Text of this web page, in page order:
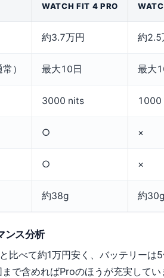
WATCH FIT 4 PRO
約3.7万円 約2.5
） 最大10日 最大
3000 nits 1000
○ ×
○ ×
約38g 約30g
ンス分析
比べて約1万円安く、バッテリーは
で含めればProのほうが充実して